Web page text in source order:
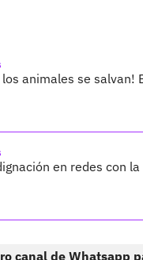
los animales se
en redes con
canal de Whatsapp